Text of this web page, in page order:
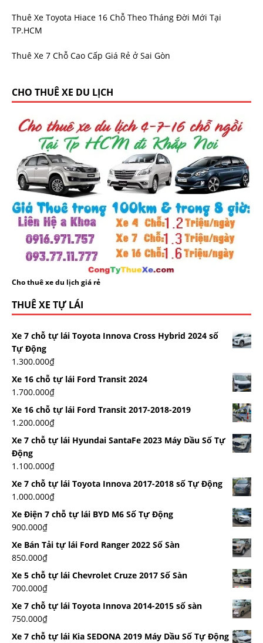
Thuê Xe Toyota Hiace 16 Chỗ Theo Tháng Đời Mới Tại
TP.HCM
Thuê Xe 7 Chỗ Cao Cấp Giá Rẻ ở Sai Gòn
CHO THUÊ XE DU LỊCH
Cho thuê xe du lịch giá rẻ
THUÊ XE TỰ LÁI
Xe 7 chỗ tự lái Toyota Innova Cross Hybrid 2024 số
Tự Động
1.300.000₫
Xe 16 chỗ tự lái Ford Transit 2024
1.700.000₫
Xe 16 chỗ tự lái Ford Transit 2017-2018-2019
1.200.000₫
Xe 7 chỗ tự lái Hyundai SantaFe 2023 Máy Dầu Số Tự
Động
1.100.000₫
Xe 7 chỗ tự lái Toyota Innova 2017-2018 số Tự Động
1.000.000₫
Xe Điện 7 chỗ tự lái BYD M6 Số Tự Động
900.000₫
Xe Bán Tải tự lái Ford Ranger 2022 Số Sàn
850.000₫
Xe 5 chỗ tự lái Chevrolet Cruze 2017 Số Sàn
700.000₫
Xe 7 chỗ tự lái Toyota Innova 2014-2015 số sàn
750.000₫
Xe 7 chỗ tự lái Kia SEDONA 2019 Máy Dầu Số Tự Động